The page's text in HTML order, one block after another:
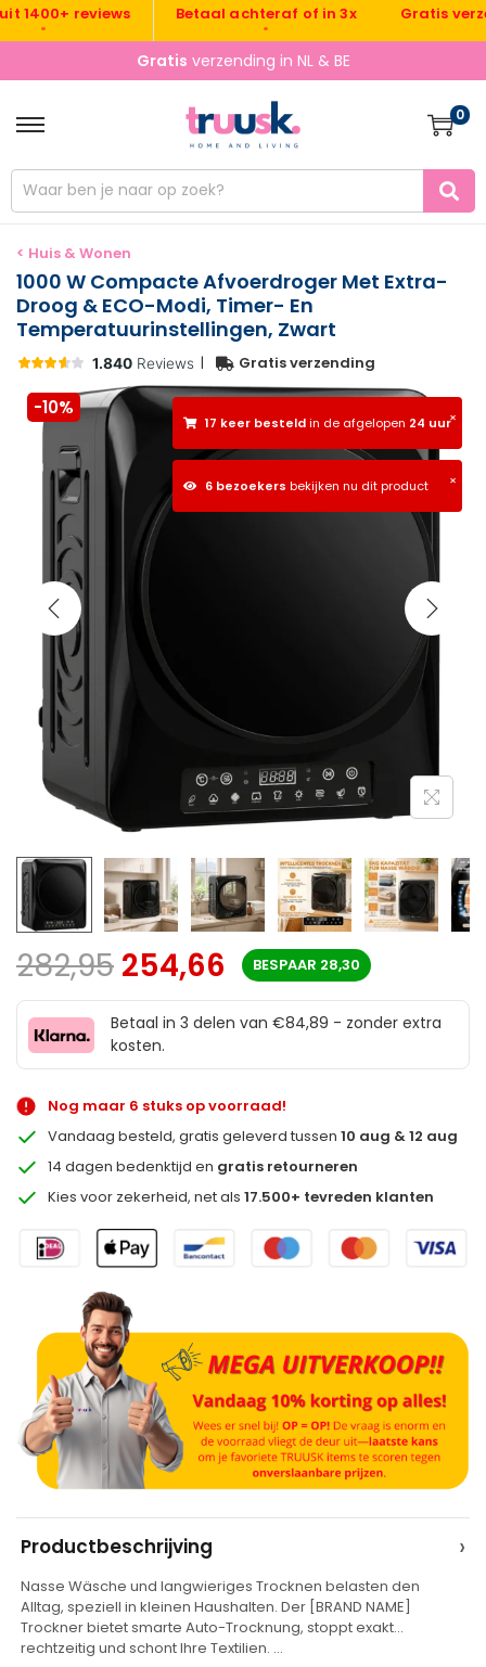
reviews Betaal achteraf of in 3x Gratis
Gratis verzending in NL & BE
0
< Huis & Wonen
1000 W Compacte Afvoerdroger Met Extra-
Droog & ECO-Modi, Timer- En
Temperatuurinstellingen, Zwart
| Gratis verzending
×
17 keer besteldin de afgelopen 24 uur
×
6 bezoekers bekijken nu dit product
-10%
282,95 254,66 BESPAAR 28,30
Betaal in 3 delen van €84,89 - zonder extra
kosten.
Nog maar 6 stuks op voorraad!
Vandaag besteld, gratis geleverd tussen10 aug & 12 aug
14 dagen bedenktijd en gratis retourneren
Kies voor zekerheid, net als17.500+ tevreden klanten
t
e
r
Productbeschrijving ›
Nasse Wäsche und langwieriges Trocknen belasten den
Alltag, speziell in kleinen Haushalten. Der [BRAND NAME]
Trockner bietet smarte Auto-Trocknung, stoppt exakt
rechtzeitig und schont Ihre Textilien. …